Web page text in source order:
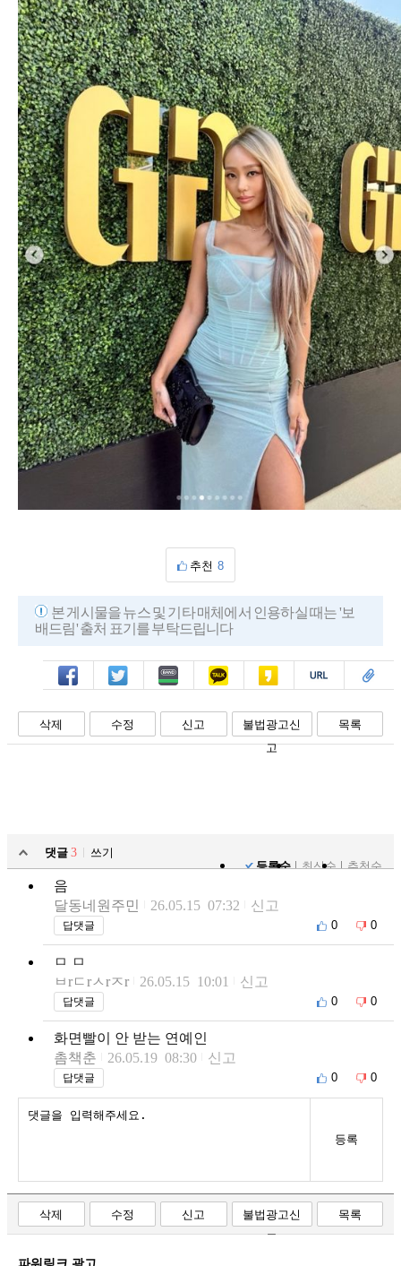
추천 8
본 게시물을 뉴스 및 기타 매체에서 인용하실 때는 '보
배드림' 출처 표기를 부탁드립니다
페북 트윗 밴드 카톡 카스 복사 스크랩
삭제 수정 신고
불법광고신
고
목록
댓글 3
쓰기
등록순
최신순 추천순
음
달동네원주민
26.05.15 07:32 신고
답댓글 0 0
ㅁ ㅁ
ㅂrㄷrㅅrㅈr
26.05.15 10:01 신고
답댓글 0 0
화면빨이 안 받는 연예인
촘책춘
26.05.19 08:30 신고
답댓글 0 0
등록
삭제 수정 신고
불법광고신
고
목록